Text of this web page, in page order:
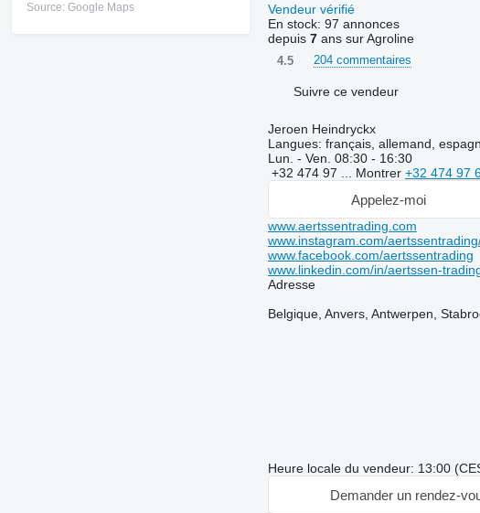
Source: Google Maps
Vendeur vérifié
En stock: 97 annonces
depuis 7ans sur Agroline
4.5 204 commentaires
Suivre ce vendeur
Jeroen Heindryckx
Langues: français, allemand,
Lun. - Ven. 08:30 - 16:30
+32 474 97 ... Montrer +32 474 97
Appelez-moi
www.aertssentrading.com
www.instagram.com/
www.facebook.com/aertssentrading
www.linkedin.com/in/aertssen-
Adresse
Belgique, Anvers, Antwerpen,
Heure locale du vendeur: 13:00
Demander un rendez-